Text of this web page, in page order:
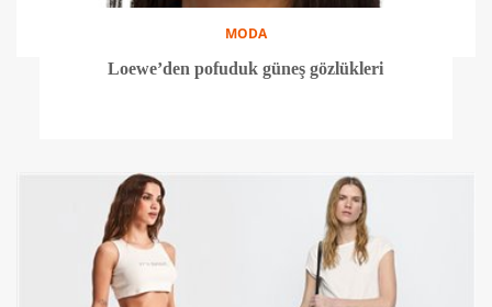
MODA
Loewe’den pofuduk güneş gözlükleri